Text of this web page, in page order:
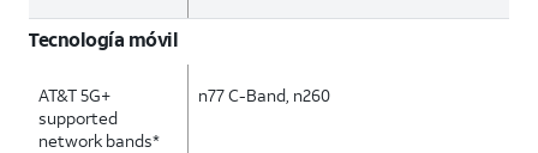
Tecnología móvil
AT&T 5G+
supported
network bands*
n77 C-Band, n260